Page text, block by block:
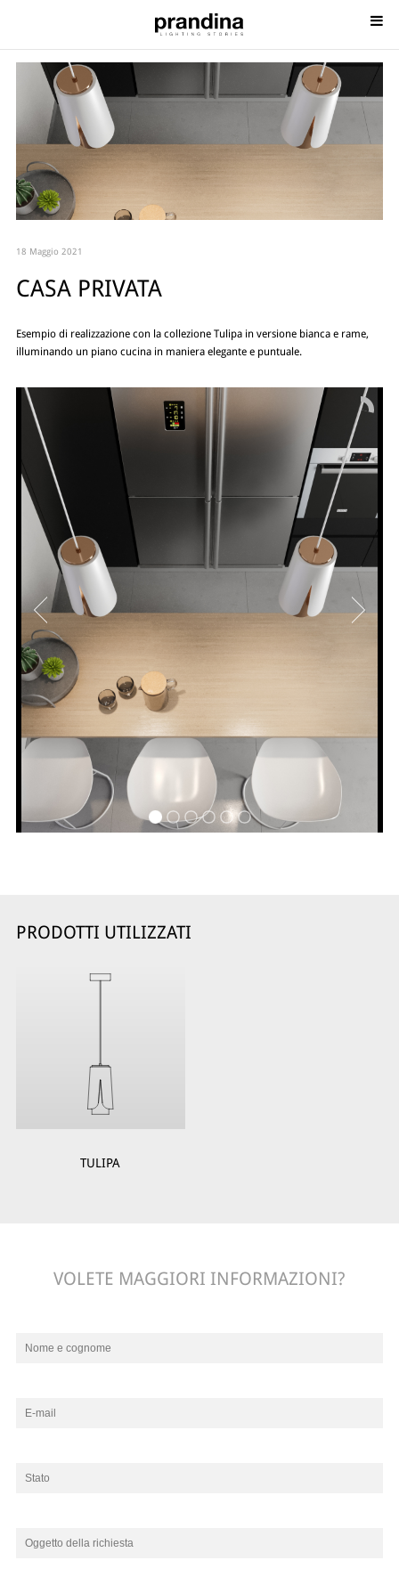
18 Maggio 2021
CASA PRIVATA
Esempio di realizzazione con la collezione Tulipa in versione bianca e rame,
illuminando un piano cucina in maniera elegante e puntuale.
PRODOTTI UTILIZZATI
TULIPA
VOLETE MAGGIORI INFORMAZIONI?